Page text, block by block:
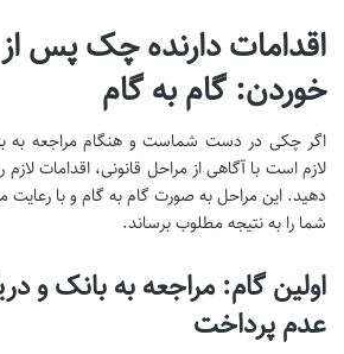
اقدامات دارنده چک پس
خوردن: گام به گام
اگر چکی در دست شماست و هنگام مراجعه به
لازم است با آگاهی از مراحل قانونی، اقدامات
دهید. این مراحل به صورت گام به گام و با رعایت
شما را به نتیجه مطلوب برساند.
اولین گام: مراجعه به بانک و
عدم پرداخت